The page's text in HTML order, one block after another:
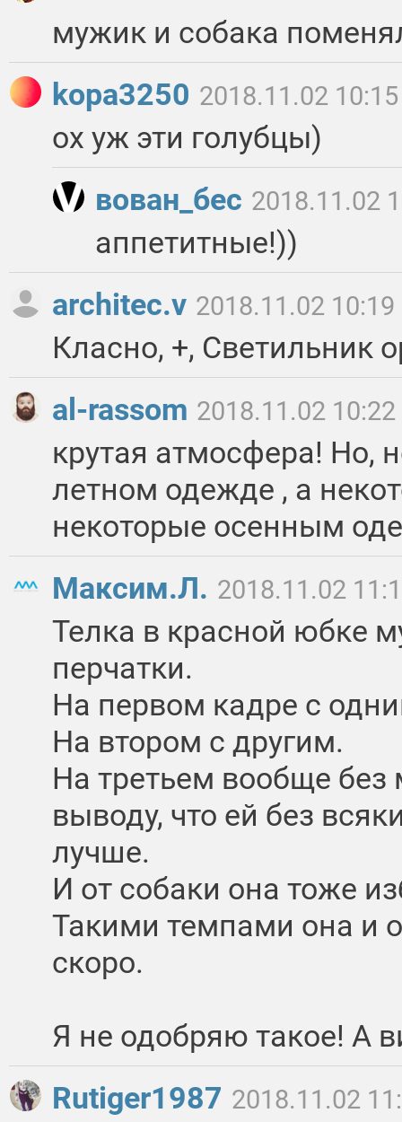
мужик и собака
kopa3250 2018.11.02 10:15
ох уж эти голубцы)
вован_бес 2018.11.02
аппетитные!))
architec.v 2018.11.02 10:19
Класно, +, Светильник
al-rassom 2018.11.02 10:22
крутая атмосфера! Но,
летном одежде , а
некоторые осенным
Максим.Л. 2018.11.02
Телка в красной юбке
перчатки.
На первом кадре с
На втором с другим.
На третьем вообще
выводу, что ей без
лучше.
И от собаки она тоже
Такими темпами она и
скоро.
Я не одобряю такое! А
Rutiger1987 2018.11.02